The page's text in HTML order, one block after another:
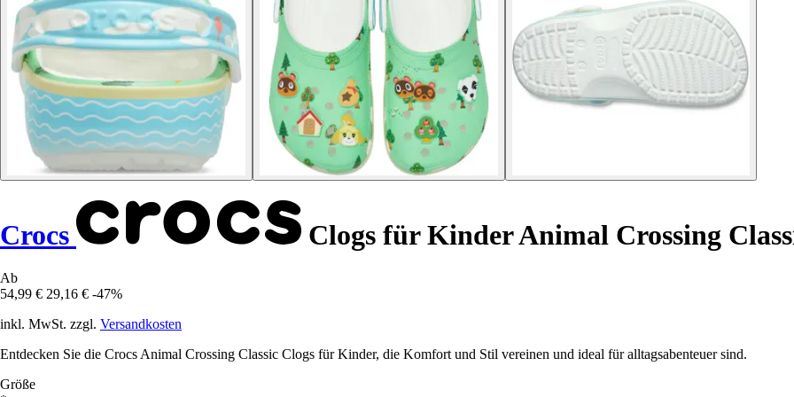
Crocs Clogs für Kinder Animal Crossing
Ab
54,99 € 29,16 € -47%
inkl. MwSt. zzgl. Versandkosten
Entdecken Sie die Crocs Animal Crossing Classic Clogs für Kinder, die Komfort und Stil vereinen und ideal für alltagsabenteuer sind.
Größe